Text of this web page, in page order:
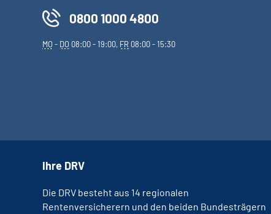
0800 1000 4800
MO- DO 08:00 - 19:00, FR 08:00 - 15:30
Ihre DRV
Die DRV besteht aus 14 regionalen
Rentenversicherern und den beiden Bundesträgern